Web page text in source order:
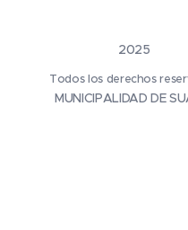
2025
Todos los derechos
MUNICIPALIDAD DE